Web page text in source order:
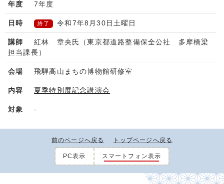
7年度
終了 令和7年8月30日土曜日
紅林 章央氏（東京都道路整備保全公社 多摩橋梁
担当課長）
飛騨高山まちの博物館研修室
夏季特別展記念講演会
-
前のページへ戻る トップページへ戻る
PC表示 スマートフォン表示